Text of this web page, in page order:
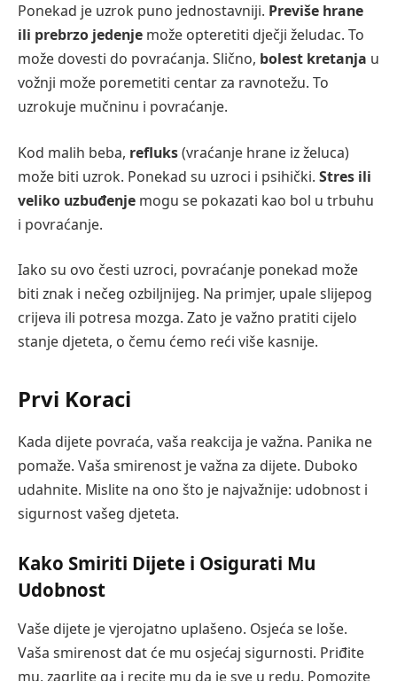
Ponekad je uzrok puno jednostavniji. Previše hrane
ili prebrzo jedenje može opteretiti dječji želudac. To
može dovesti do povraćanja. Slično, bolest kretanja u
vožnji može poremetiti centar za ravnotežu. To
uzrokuje mučninu i povraćanje.
Kod malih beba, refluks(vraćanje hrane iz želuca)
može biti uzrok. Ponekad su uzroci i psihički. Stres ili
veliko uzbuđenje mogu se pokazati kao bol u trbuhu
i povraćanje.
Iako su ovo česti uzroci, povraćanje ponekad može
biti znak i nečeg ozbiljnijeg. Na primjer, upale slijepog
crijeva ili potresa mozga. Zato je važno pratiti cijelo
stanje djeteta, o čemu ćemo reći više kasnije.
Prvi Koraci
Kada dijete povraća, vaša reakcija je važna. Panika ne
pomaže. Vaša smirenost je važna za dijete. Duboko
udahnite. Mislite na ono što je najvažnije: udobnost i
sigurnost vašeg djeteta.
Kako Smiriti Dijete i Osigurati Mu
Udobnost
Vaše dijete je vjerojatno uplašeno. Osjeća se loše.
Vaša smirenost dat će mu osjećaj sigurnosti. Priđite
mu, zagrlite ga i recite mu da je sve u redu. Pomozite